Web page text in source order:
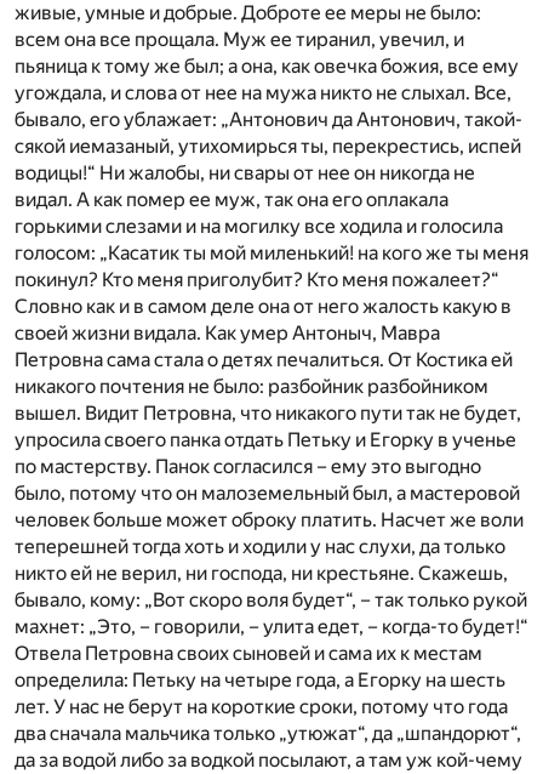
живые, умные и добрые. Доброте ее меры не было:
всем она все прощала. Муж ее тиранил, увечил, и
пьяница к тому же был; а она, как овечка божия, все ему
угождала, и слова от нее на мужа никто не слыхал. Все,
бывало, его ублажает: „Антонович да Антонович, такой-
сякой иемазаный, утихомирься ты, перекрестись, испей
водицы!“ Ни жалобы, ни свары от нее он никогда не
видал. А как помер ее муж, так она его оплакала
горькими слезами и на могилку все ходила и голосила
голосом: „Касатик ты мой миленький! на кого же ты меня
покинул? Кто меня приголубит? Кто меня пожалеет?“
Словно как и в самом деле она от него жалость какую в
своей жизни видала. Как умер Антоныч, Мавра
Петровна сама стала о детях печалиться. От Костика ей
никакого почтения не было: разбойник разбойником
вышел. Видит Петровна, что никакого пути так не будет,
упросила своего панка отдать Петьку и Егорку в ученье
по мастерству. Панок согласился – ему это выгодно
было, потому что он малоземельный был, а мастеровой
человек больше может оброку платить. Насчет же воли
теперешней тогда хоть и ходили у нас слухи, да только
никто ей не верил, ни господа, ни крестьяне. Скажешь,
бывало, кому: „Вот скоро воля будет“, – так только рукой
махнет: „Это, – говорили, – улита едет, – когда-то будет!“
Отвела Петровна своих сыновей и сама их к местам
определила: Петьку на четыре года, а Егорку на шесть
лет. У нас не берут на короткие сроки, потому что года
два сначала мальчика только „утюжат“, да „шпандорют“,
да за водой либо за водкой посылают, а там уж кой-чему